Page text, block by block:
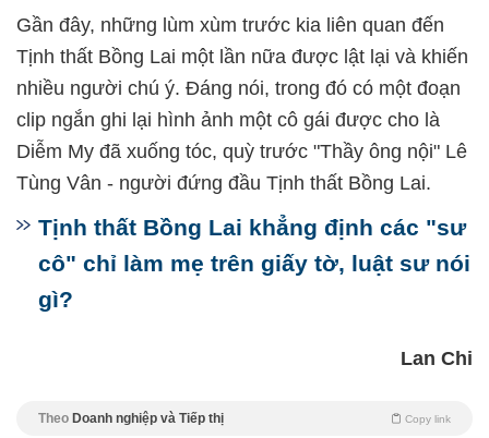
Gần đây, những lùm xùm trước kia liên quan đến
Tịnh thất Bồng Lai một lần nữa được lật lại và khiến
nhiều người chú ý. Đáng nói, trong đó có một đoạn
clip ngắn ghi lại hình ảnh một cô gái được cho là
Diễm My đã xuống tóc, quỳ trước "Thầy ông nội" Lê
Tùng Vân - người đứng đầu Tịnh thất Bồng Lai.
Tịnh thất Bồng Lai khẳng định các "sư
cô" chỉ làm mẹ trên giấy tờ, luật sư nói
gì?
Lan Chi
Theo Doanh nghiệp và Tiếp thị Copy link